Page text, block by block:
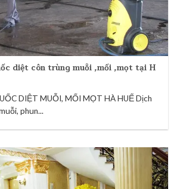
diệt côn trùng muỗi ,mối ,mọt tại H
DIỆT MUỖI, MỐI MỌT HÀ HUẾ Dịch
phun...